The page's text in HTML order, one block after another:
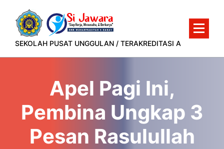
konten
SEKOLAH PUSAT UNGGULAN / TERAKREDITASI A
Apel Pagi Ini,
Pembina Ungkap 3
Pesan Rasulullah